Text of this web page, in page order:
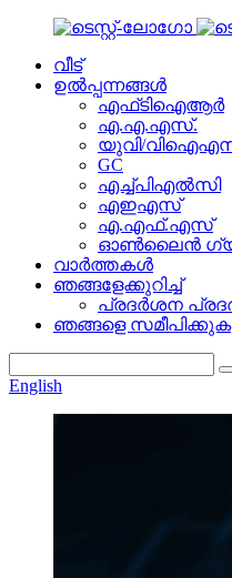
വീട്
ഉൽപ്പന്നങ്ങൾ
എഫ്‌ടി‌ഐ‌ആർ
എ.എ.എസ്.
യുവി/
GC
എച്ച്പിഎൽസി
എഇഎസ്
എ.എഫ്.എസ്
ഓൺലൈൻ
വാർത്തകൾ
ഞങ്ങളേക്കുറിച്ച്
പ്രദർശന
ഞങ്ങളെ സമീപിക്കുക
English